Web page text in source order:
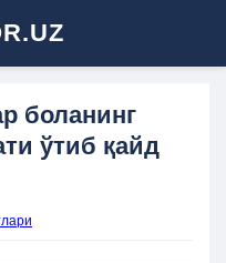
боланинг
ўтиб қайд